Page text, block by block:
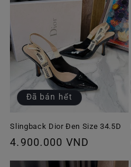
Đã bán hết
Slingback Dior Đen Size 34.5D
Giá
4.900.000 VND